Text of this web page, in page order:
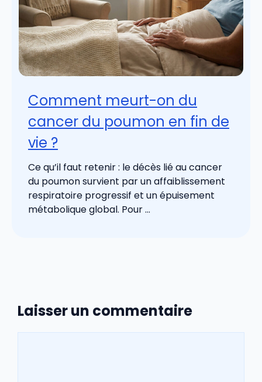
Comment meurt-on du
cancer du poumon en fin de
vie ?
Ce qu’il faut retenir : le décès lié au cancer
du poumon survient par un affaiblissement
respiratoire progressif et un épuisement
métabolique global. Pour ...
Laisser un commentaire